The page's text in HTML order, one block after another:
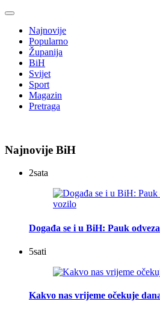
Najnovije
Popularno
Županija
BiH
Svijet
Sport
Magazin
Pretraga
Najnovije BiH
2sata
Događa se i u BiH: Pauk
5sati
Kakvo nas vrijeme očekuje